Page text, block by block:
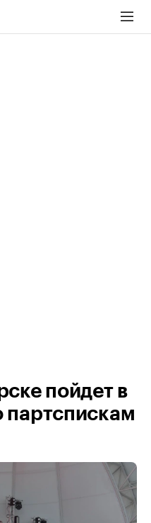
пойдет в
партспискам